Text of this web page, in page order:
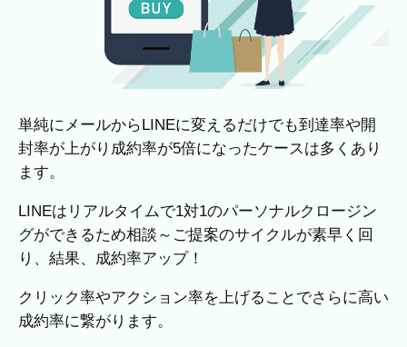
単純にメールからLINEに変えるだけでも到達率や開
封率が上がり成約率が5倍になったケースは多くあり
ます。
LINEはリアルタイムで1対1のパーソナルクロージン
グができるため相談～ご提案のサイクルが素早く回
り、結果、成約率アップ！
クリック率やアクション率を上げることでさらに高い
成約率に繋がります。